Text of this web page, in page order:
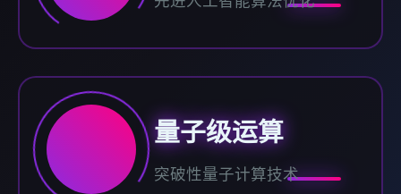
量子级运算
突破性量子计算技术